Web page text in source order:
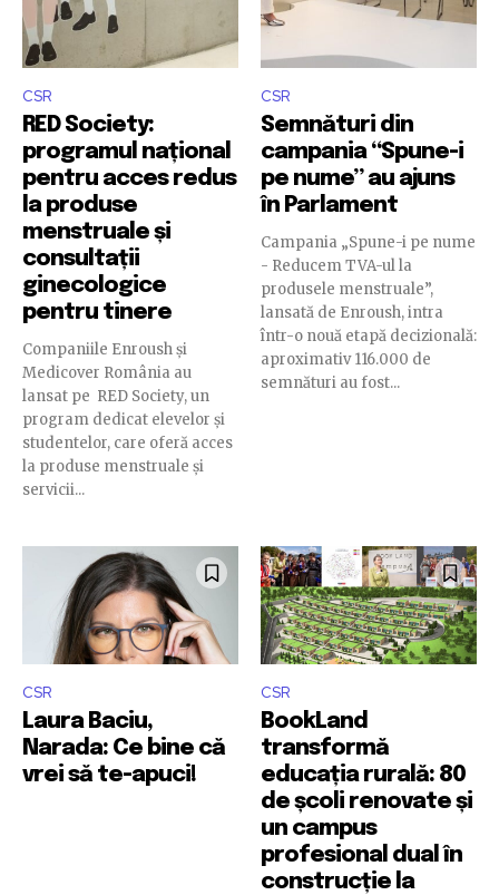
CSR
RED Society:
programul național
pentru acces redus
la produse
menstruale și
consultații
ginecologice
pentru tinere
Companiile Enroush și
Medicover România au
lansat pe RED Society, un
program dedicat elevelor și
studentelor, care oferă acces
la produse menstruale și
servicii...
CSR
Semnături din
campania “Spune-i
pe nume” au ajuns
în Parlament
Campania „Spune-i pe nume
- Reducem TVA-ul la
produsele menstruale”,
lansată de Enroush, intra
într-o nouă etapă decizională:
aproximativ 116.000 de
semnături au fost...
CSR
Laura Baciu,
Narada: Ce bine că
vrei să te-apuci!
CSR
BookLand
transformă
educația rurală: 80
de școli renovate și
un campus
profesional dual în
construcție la